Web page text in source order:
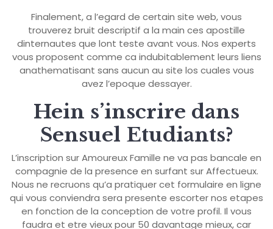
Finalement, a l’egard de certain site web, vous
trouverez bruit descriptif a la main ces apostille
dinternautes que lont teste avant vous. Nos experts
vous proposent comme ca indubitablement leurs liens
anathematisant sans aucun au site los cuales vous
avez l’epoque dessayer.
Hein s’inscrire dans
Sensuel Etudiants?
L’inscription sur Amoureux Famille ne va pas bancale en
compagnie de la presence en surfant sur Affectueux.
Nous ne recruons qu’a pratiquer cet formulaire en ligne
qui vous conviendra sera presente escorter nos etapes
en fonction de la conception de votre profil. Il vous
faudra et etre vieux pour 50 davantage mieux, car